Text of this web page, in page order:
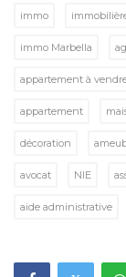
immo
immo Marbella
appartement à
appartement
décoration
avocat NIE
aide administrative